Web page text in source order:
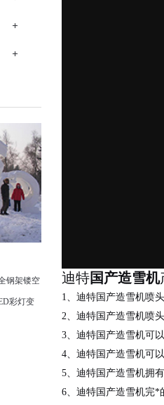
钢架镂空
彩灯变
迪特国产造雪机
1、迪特国产造雪机喷
2、迪特国产造雪机喷
3、迪特国产造雪机可
4、迪特国产造雪机可
5、迪特国产造雪机拥
6、迪特国产造雪机完*